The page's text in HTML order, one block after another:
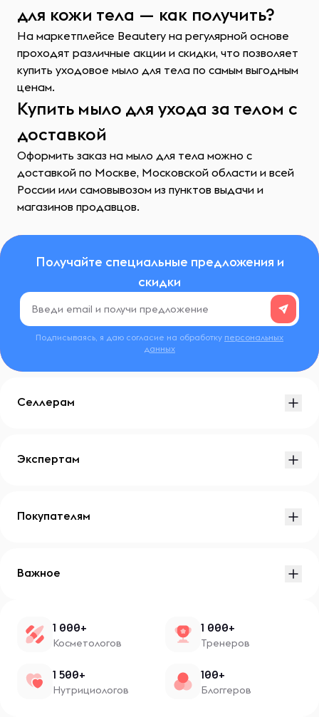
для кожи тела — как получить?
На маркетплейсе Beautery на регулярной основе
проходят различные акции и скидки, что позволяет
купить уходовое мыло для тела по самым выгодным
ценам.
Купить мыло для ухода за телом с
доставкой
Оформить заказ на мыло для тела можно с
доставкой по Москве, Московской области и всей
России или самовывозом из пунктов выдачи и
магазинов продавцов.
Получайте специальные предложения и
скидки
Подписываясь, я даю согласие на обработку персональных
данных
Селлерам
Экспертам
Покупателям
Важное
1 000+
Косметологов
1 000+
Тренеров
1 500+
Нутрициологов
100+
Блоггеров